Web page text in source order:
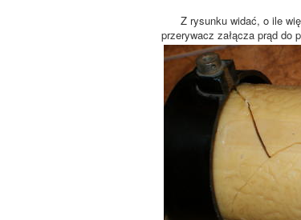
Z rysunku widać, o ile
przerywacz załącza prąd do